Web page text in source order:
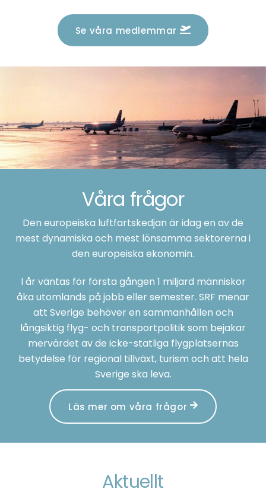
Se våra medlemmar
Våra frågor
Den europeiska luftfartskedjan är idag en av de
mest dynamiska och mest lönsamma sektorerna i
den europeiska ekonomin.
I år väntas för första gången 1 miljard människor
åka utomlands på jobb eller semester. SRF menar
att Sverige behöver en sammanhållen och
långsiktig flyg- och transportpolitik som bejakar
mervärdet av de icke-statliga flygplatsernas
betydelse för regional tillväxt, turism och att hela
Sverige ska leva.
Läs mer om våra frågor
Aktuellt